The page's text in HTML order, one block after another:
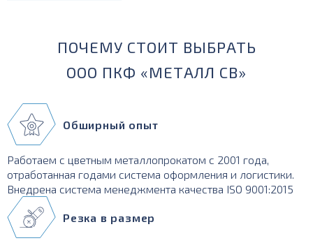
ПОЧЕМУ СТОИТ ВЫБРАТЬ
ООО ПКФ «МЕТАЛЛ СВ»
Обширный опыт
Работаем с цветным металлопрокатом с 2001 года,
отработанная годами система оформления и логистики.
Внедрена система менеджмента качества ISO 9001:2015
Резка в размер